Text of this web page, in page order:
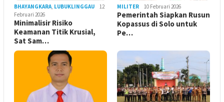
BHAYANGKARA LUBUKLINGGAU
12
Februari 2026
Minimalisir Risiko
Keamanan Titik Krusial,
Sat Sam…
MILITER 10 Februari 2026
Pemerintah Siapkan Rusun
Kopassus di Solo untuk
Pe…